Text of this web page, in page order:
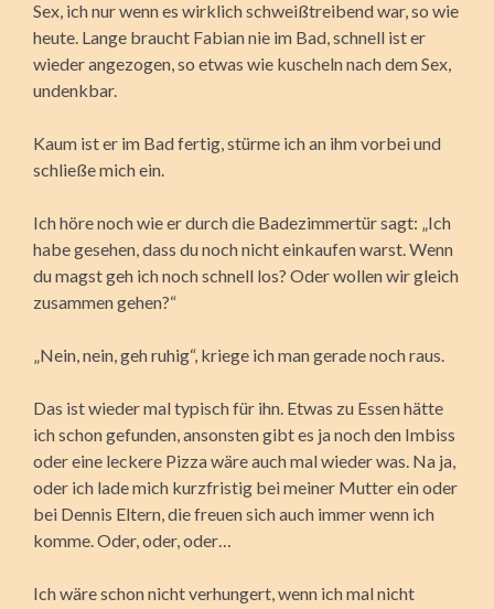
Sex, ich nur wenn es wirklich schweißtreibend war, so wie
heute. Lange braucht Fabian nie im Bad, schnell ist er
wieder angezogen, so etwas wie kuscheln nach dem Sex,
undenkbar.
Kaum ist er im Bad fertig, stürme ich an ihm vorbei und
schließe mich ein.
Ich höre noch wie er durch die Badezimmertür sagt: „Ich
habe gesehen, dass du noch nicht einkaufen warst. Wenn
du magst geh ich noch schnell los? Oder wollen wir gleich
zusammen gehen?“
„Nein, nein, geh ruhig“, kriege ich man gerade noch raus.
Das ist wieder mal typisch für ihn. Etwas zu Essen hätte
ich schon gefunden, ansonsten gibt es ja noch den Imbiss
oder eine leckere Pizza wäre auch mal wieder was. Na ja,
oder ich lade mich kurzfristig bei meiner Mutter ein oder
bei Dennis Eltern, die freuen sich auch immer wenn ich
komme. Oder, oder, oder…
Ich wäre schon nicht verhungert, wenn ich mal nicht